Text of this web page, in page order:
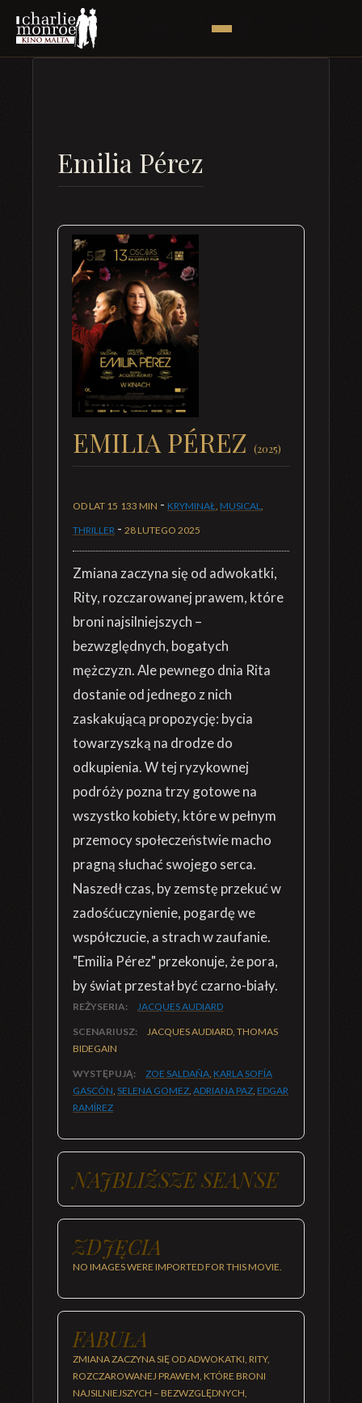
Emilia Pérez
EMILIA PÉREZ (2025)
OD LAT 15 133 MIN - KRYMINAŁ, MUSICAL,
THRILLER - 28 LUTEGO 2025
Zmiana zaczyna się od adwokatki,
Rity, rozczarowanej prawem, które
broni najsilniejszych –
bezwzględnych, bogatych
mężczyzn. Ale pewnego dnia Rita
dostanie od jednego z nich
zaskakującą propozycję: bycia
towarzyszką na drodze do
odkupienia. W tej ryzykownej
podróży pozna trzy gotowe na
wszystko kobiety, które w pełnym
przemocy społeczeństwie macho
pragną słuchać swojego serca.
Naszedł czas, by zemstę przekuć w
zadośćuczynienie, pogardę we
współczucie, a strach w zaufanie.
"Emilia Pérez" przekonuje, że pora,
by świat przestał być czarno-biały.
REŻYSERIA: JACQUES AUDIARD
SCENARIUSZ:
JACQUES AUDIARD, THOMAS
BIDEGAIN
WYSTĘPUJĄ: ZOE SALDAÑA, KARLA SOFÍA
GASCÓN, SELENA GOMEZ, ADRIANA PAZ, EDGAR
RAMÍREZ
NAJBLIŻSZE SEANSE
ZDJĘCIA
NO IMAGES WERE IMPORTED FOR THIS MOVIE.
FABUŁA
ZMIANA ZACZYNA SIĘ OD ADWOKATKI, RITY,
ROZCZAROWANEJ PRAWEM, KTÓRE BRONI
NAJSILNIEJSZYCH – BEZWZGLĘDNYCH,